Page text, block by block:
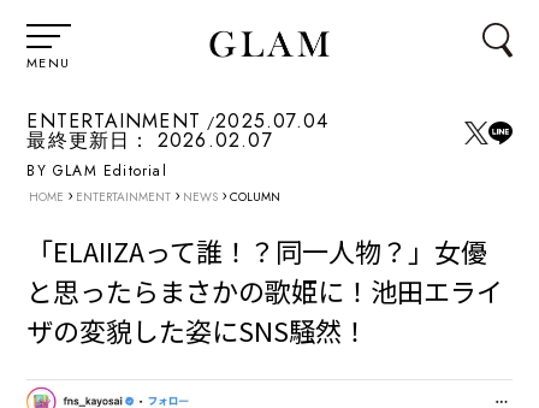
MENU
ENTERTAINMENT 2025.07.04
最終更新日： 2026.02.07
BY GLAM Editorial
HOME › ENTERTAINMENT › NEWS › COLUMN
「ELAIIZAって誰！？同一人物？」女優
と思ったらまさかの歌姫に！池田エライ
ザの変貌した姿にSNS騒然！